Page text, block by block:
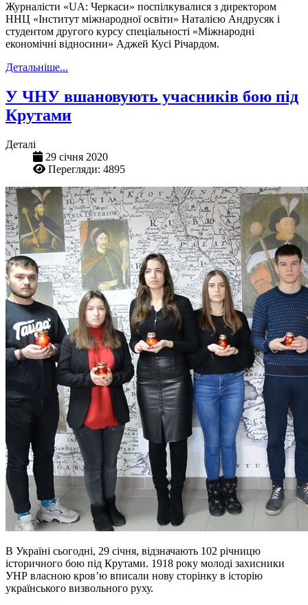
Журналісти «UA: Черкаси» поспілкувалися з директором
ННЦ «Інститут міжнародної освіти» Наталією Андрусяк і
студентом другого курсу спеціальності «Міжнародні
економічні відносини» Аджей Кусі Річардом.
Детальніше...
У ЧНУ вшановують учасників бою під
Крутами
Деталі
29 січня 2020
Перегляди: 4895
В Україні сьогодні, 29 січня, відзначають 102 річницю
історичного бою під Крутами. 1918 року молоді захисники
УНР власною кров’ю вписали нову сторінку в історію
українського визвольного руху.